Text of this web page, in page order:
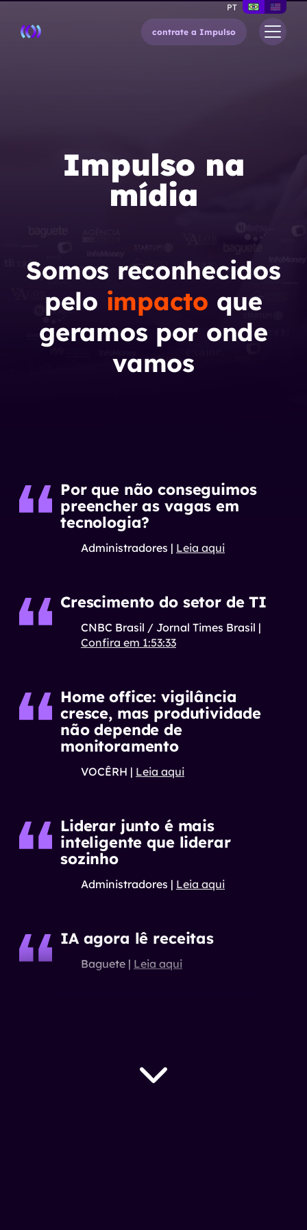
PT
contrate a Impulso
Impulso na
mídia
Somos reconhecidos
pelo impacto que
geramos por onde
vamos
Por que não conseguimos
preencher as vagas em
tecnologia?
Administradores | Leia aqui
Crescimento do setor de TI
CNBC Brasil / Jornal Times Brasil |
Confira em 1:53:33
Home office: vigilância
cresce, mas produtividade
não depende de
monitoramento
VOCÊRH | Leia aqui
Liderar junto é mais
inteligente que liderar
sozinho
Administradores | Leia aqui
IA agora lê receitas
Baguete | Leia aqui